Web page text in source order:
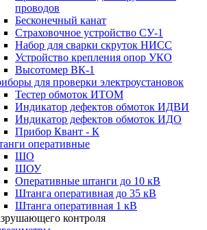
проводов
Бесконечный канат
Страховочное устройство СУ-1
Набор для сварки скруток НИСС
Устройство крепления опор УКО
Высотомер ВК-1
для проверки электроустановок
Тестер обмоток ИТОМ
Индикатор дефектов обмоток ИДВИ
Индикатор дефектов обмоток ИДО
Прибор Квант - К
оперативные
ШО
ШОУ
Оперативные штанги до 10 кВ
Штанга оперативная до 35 кВ
Штанга оперативная 1 кВ
контроля